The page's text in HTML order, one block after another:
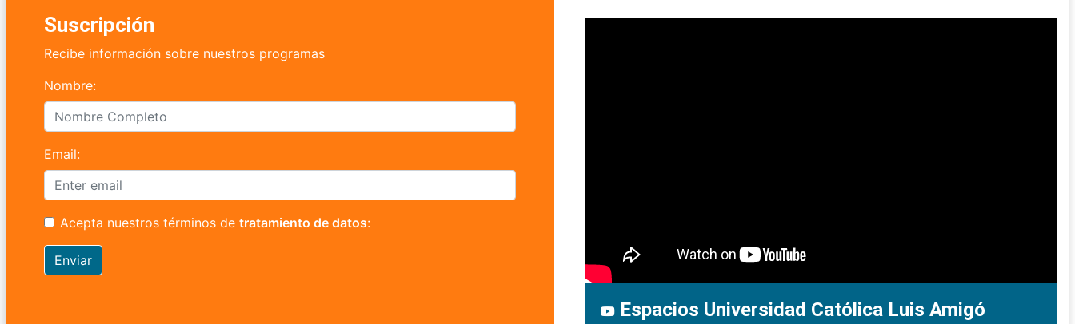
Suscripción
Recibe información sobre nuestros programas
Nombre:
Email:
Acepta nuestros términos de tratamiento de datos:
Enviar
Espacios Universidad Católica Luis Amigó